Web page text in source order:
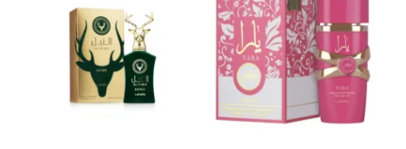
Add to cart
Detalles
Add to cart
Detalles